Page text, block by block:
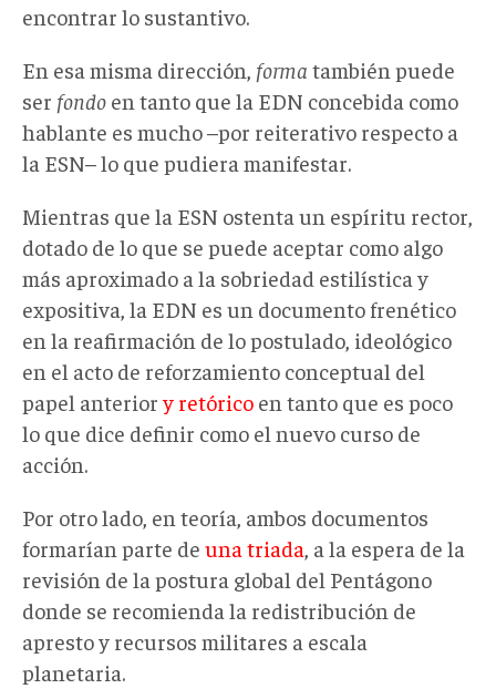
encontrar lo sustantivo.
En esa misma dirección, forma también puede
ser fondo en tanto que la EDN concebida como
hablante es mucho –por reiterativo respecto a
la ESN– lo que pudiera manifestar.
Mientras que la ESN ostenta un espíritu rector,
dotado de lo que se puede aceptar como algo
más aproximado a la sobriedad estilística y
expositiva, la EDN es un documento frenético
en la reafirmación de lo postulado, ideológico
en el acto de reforzamiento conceptual del
papel anterior y retórico en tanto que es poco
lo que dice definir como el nuevo curso de
acción.
Por otro lado, en teoría, ambos documentos
formarían parte de una triada , a la espera de la
revisión de la postura global del Pentágono
donde se recomienda la redistribución de
apresto y recursos militares a escala
planetaria.